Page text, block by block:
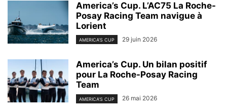
America’s Cup. L’AC75 La Roche-
Posay Racing Team navigue à
Lorient
AMERICA'S CUP 29 juin 2026
America’s Cup. Un bilan positif
pour La Roche-Posay Racing
Team
AMERICA'S CUP 26 mai 2026